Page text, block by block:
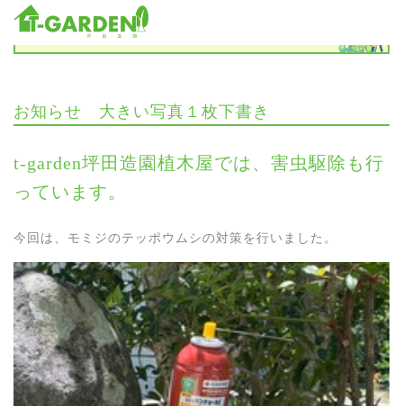
お知らせ
お知らせ 大きい写真１枚下書き
t-garden坪田造園植木屋では、害虫駆除も行
っています。
今回は、モミジのテッポウムシの対策を行いました。